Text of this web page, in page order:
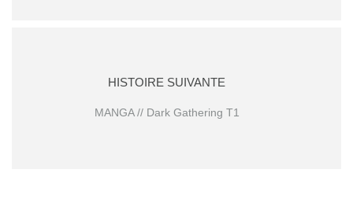
HISTOIRE SUIVANTE
MANGA // Dark Gathering T1